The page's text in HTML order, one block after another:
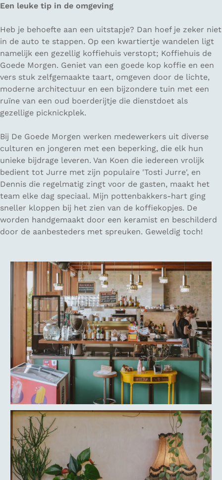
Een leuke tip in de omgeving
Heb je behoefte aan een uitstapje? Dan hoef je zeker niet
in de auto te stappen. Op een kwartiertje wandelen ligt
namelijk een gezellig koffiehuis verstopt; Koffiehuis de
Goede Morgen. Geniet van een goede kop koffie en een
vers stuk zelfgemaakte taart, omgeven door de lichte,
moderne architectuur en een bijzondere tuin met een
ruïne van een oud boerderijtje die dienstdoet als
gezellige picknickplek.
Bij De Goede Morgen werken medewerkers uit diverse
culturen en jongeren met een beperking, die elk hun
unieke bijdrage leveren. Van Koen die iedereen vrolijk
bedient tot Jurre met zijn populaire 'Tosti Jurre', en
Dennis die regelmatig zingt voor de gasten, maakt het
team elke dag speciaal. Mijn pottenbakkers-hart ging
sneller kloppen bij het zien van de koffiekopjes. De
worden handgemaakt door een keramist en beschilderd
door de aanbesteders met spreuken. Geweldig toch!